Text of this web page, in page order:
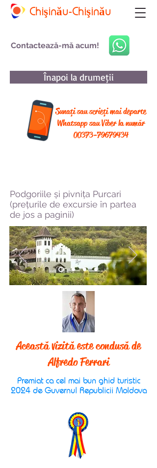
Chişinău-Chişinău
Contactează-mă acum!
Înapoi la drumeții
Sunați sau scrieți mai departe
Whatsapp sau Viber la număr
00373-79679434
Podgoriile și pivnița Purcari
(prețurile de excursie în partea
de jos a paginii)
Această vizită este condusă de
Alfredo Ferrari
Premiat ca cel mai bun ghid turistic
2024 de Guvernul Republicii Moldova